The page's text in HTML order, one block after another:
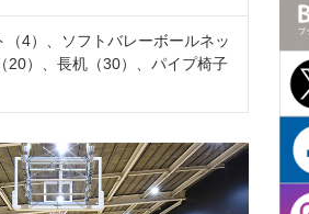
4）、ソフトバレーボールネッ
20）、長机（30）、パイプ椅子